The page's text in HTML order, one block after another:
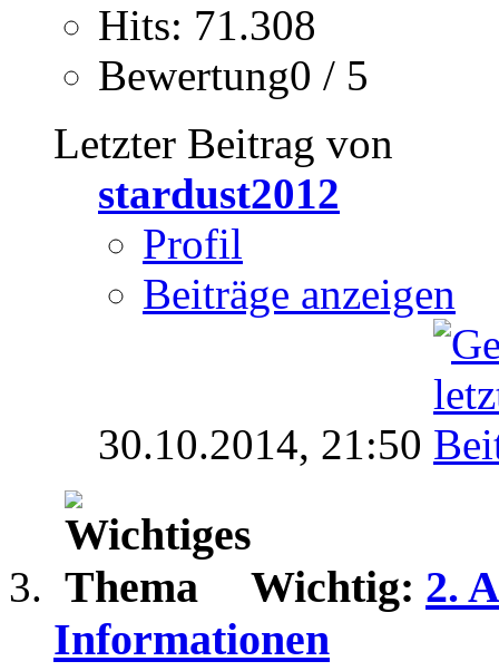
Hits: 71.308
Bewertung0 / 5
Letzter Beitrag von
stardust2012
Profil
Beiträge anzeigen
30.10.2014, 21:50
Wichtig: 2.
Informationen